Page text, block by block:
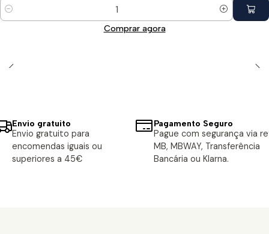
Quantidade
Comprar agora
Envio gratuito
Envio gratuito para
encomendas iguais ou
superiores a 45€
Pagamento Seguro
Pague com segurança via
MB, MBWAY, Transferência
Bancária ou Klarna.